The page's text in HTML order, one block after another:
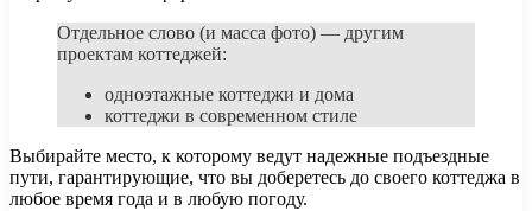
Отдельное слово (и масса фото) — другим
проектам коттеджей:
одноэтажные коттеджи и дома
коттеджи в современном стиле
Выбирайте место, к которому ведут надежные подъездные
пути, гарантирующие, что вы доберетесь до своего коттеджа в
любое время года и в любую погоду.